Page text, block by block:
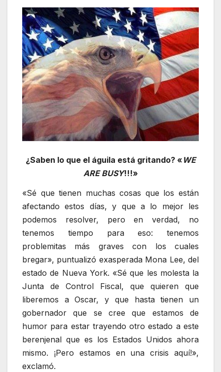
¿Saben lo que el águila está gritando? « WE
ARE BUSY!!!»
«Sé que tienen muchas cosas que los están
afectando estos días, y que a lo mejor les
podemos resolver, pero en verdad, no
tenemos tiempo para eso: tenemos
problemitas más graves con los cuales
bregar», puntualizó exasperada Mona Lee, del
estado de Nueva York. «Sé que les molesta la
Junta de Control Fiscal, que quieren que
liberemos a Oscar, y que hasta tienen un
gobernador que se cree que estamos de
humor para estar trayendo otro estado a este
berenjenal que es los Estados Unidos ahora
mismo. ¡Pero estamos en una crisis aquí!»,
exclamó.